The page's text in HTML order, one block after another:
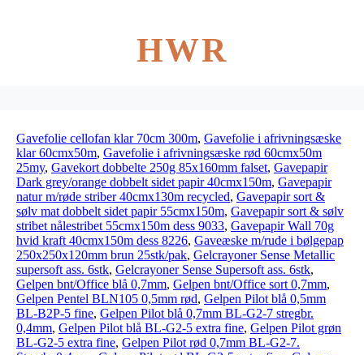
HWR
Gavefolie cellofan klar 70cm 300m, Gavefolie i afrivningsæske
klar 60cmx50m, Gavefolie i afrivningsæske rød 60cmx50m
25my, Gavekort dobbelte 250g 85x160mm falset, Gavepapir
Dark grey/orange dobbelt sidet papir 40cmx150m, Gavepapir
natur m/røde striber 40cmx130m recycled, Gavepapir sort &
sølv mat dobbelt sidet papir 55cmx150m, Gavepapir sort & sølv
stribet nålestribet 55cmx150m dess 9033, Gavepapir Wall 70g
hvid kraft 40cmx150m dess 8226, Gaveæske m/rude i bølgepap
250x250x120mm brun 25stk/pak, Gelcrayoner Sense Metallic
supersoft ass. 6stk, Gelcrayoner Sense Supersoft ass. 6stk,
Gelpen bnt/Office blå 0,7mm, Gelpen bnt/Office sort 0,7mm,
Gelpen Pentel BLN105 0,5mm rød, Gelpen Pilot blå 0,5mm
BL-B2P-5 fine, Gelpen Pilot blå 0,7mm BL-G2-7 stregbr.
0,4mm, Gelpen Pilot blå BL-G2-5 extra fine, Gelpen Pilot grøn
BL-G2-5 extra fine, Gelpen Pilot rød 0,7mm BL-G2-7.